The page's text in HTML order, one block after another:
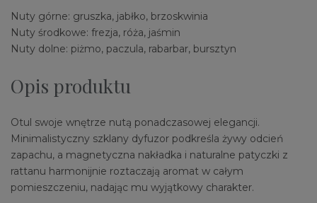
Nuty górne: gruszka, jabłko, brzoskwinia
Nuty środkowe: frezja, róża, jaśmin
Nuty dolne: piżmo, paczula, rabarbar, bursztyn
Opis produktu
Otul swoje wnętrze nutą ponadczasowej elegancji.
Minimalistyczny szklany dyfuzor podkreśla żywy odcień
zapachu, a magnetyczna nakładka i naturalne patyczki z
rattanu harmonijnie roztaczają aromat w całym
pomieszczeniu, nadając mu wyjątkowy charakter.